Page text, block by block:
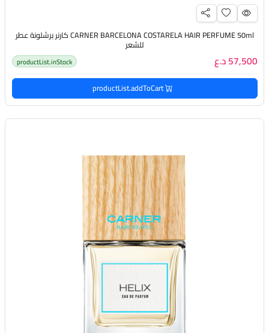
CARNER BARCELONA COSTARELA HAIR PERFUME 50ml كارنر برشلونة عطر
للشعر
57,500 د.ع productList.inStock
productList.addToCart